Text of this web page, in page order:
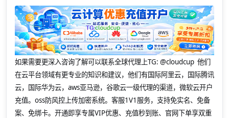
如果需要更深入咨询了解可以联系全球代理上TG: @cloudcup 他们
在云平台领域有更专业的知识和建议，他们有国际阿里云，国际腾讯
云，国际华为云，aws亚马逊，谷歌云一级代理的渠道，微软云开户
充值。oss防风控上传加密系统。客服1V1服务，支持免实名、免备
案、免绑卡。开通即享专属VIP优惠、充值秒到账、官网下单享双重